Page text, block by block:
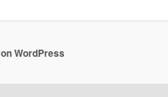
WordPress